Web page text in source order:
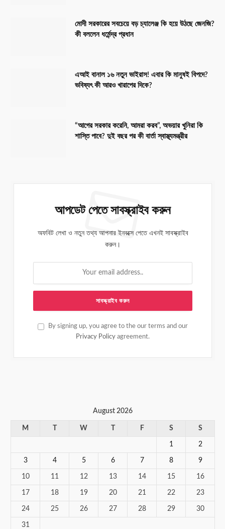
মোদী সরকারের সবচেয়ে বড় চ্যালেঞ্জ কি হয়ে উঠছে জেনজি?
কী বললেন ধর্মেন্দ্র প্রধান
এআই বানাল ১৬ নতুন ভাইরাস! এবার কি মানুষই বিপদে?
ভবিষ্যৎ কী আরও খারাপের দিকে?
“আগের সরকার করেনি, আমরা করব”, অভয়ার খুনিরা কি
শাস্তি পাবে? দুই বছর পর কী বার্তা স্বাস্থ্যমন্ত্রীর
আপডেট পেতে সাবস্ক্রাইব করুন
অফবিট লেখা ও নতুন তথ্য আপনার ইনবক্সে পেতে এখনই সাবস্ক্রাইব
করুন।
By signing up, you agree to the our terms and our
Privacy Policy agreement.
August 2026
M T W T F S S
1 2
3 4 5 6 7 8 9
10 11 12 13 14 15 16
17 18 19 20 21 22 23
24 25 26 27 28 29 30
31